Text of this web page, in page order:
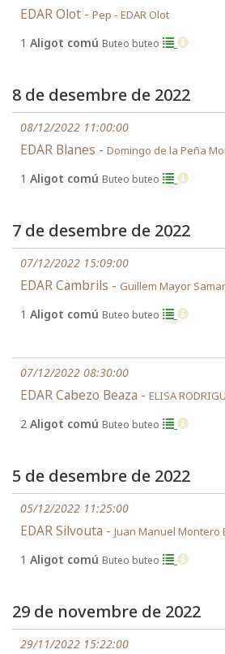
EDAR Olot - Pep - EDAR Olot
1 Aligot comú Buteo buteo
8 de desembre de 2022
08/12/2022 11:00:00
EDAR Blanes - Domingo de la Peña
1 Aligot comú Buteo buteo
7 de desembre de 2022
07/12/2022 15:09:00
EDAR Cambrils - Guillem Mayor
1 Aligot comú Buteo buteo
07/12/2022 08:30:00
EDAR Cabezo Beaza - ELISA
2 Aligot comú Buteo buteo
5 de desembre de 2022
05/12/2022 11:25:00
EDAR Silvouta - Juan Manuel Montero
1 Aligot comú Buteo buteo
29 de novembre de 2022
29/11/2022 15:22:00